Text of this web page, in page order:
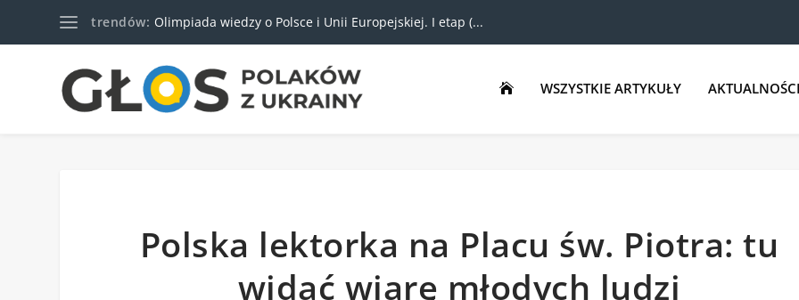
trendów: Olimpiada wiedzy o Polsce i Unii Europejskiej. I etap (...
 WSZYSTKIE ARTYKUŁY
Polska lektorka na Placu św. Piotra: tu
widać wiarę młodych ludzi